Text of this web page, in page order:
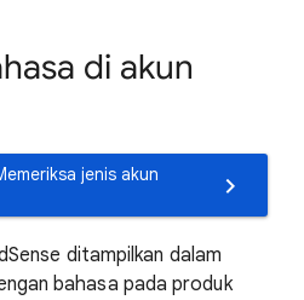
di akun
jenis akun
ditampilkan dalam
bahasa pada produk